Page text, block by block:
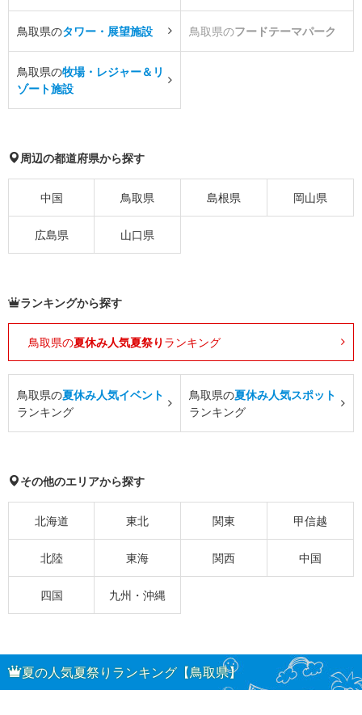
鳥取県のタワー・展望施設 鳥取県のフードテーマパーク
鳥取県の牧場・レジャー＆リ
ゾート施設
周辺の都道府県から探す
中国 鳥取県 島根県 岡山県
広島県 山口県
ランキングから探す
鳥取県の夏休み人気夏祭り ランキング
鳥取県の夏休み人気イベント
ランキング
鳥取県の夏休み人気スポット
ランキング
その他のエリアから探す
北海道 東北 関東 甲信越
北陸 東海 関西 中国
四国 九州・沖縄
夏の人気夏祭りランキング【鳥取県】